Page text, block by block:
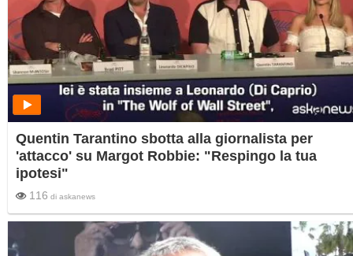
Quentin Tarantino sbotta alla giornalista per
'attacco' su Margot Robbie: "Respingo la tua
ipotesi"
116 di askanews